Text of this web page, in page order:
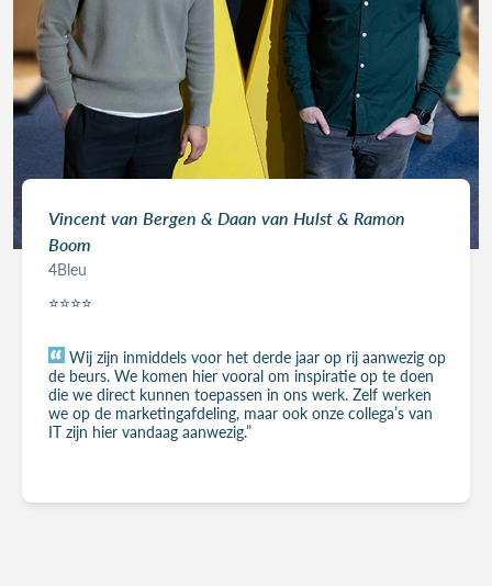
Vincent van Bergen & Daan van Hulst & Ramon
Boom
4Bleu
⭐⭐⭐⭐
Wij zijn inmiddels voor het derde jaar op rij aanwezig op
de beurs. We komen hier vooral om inspiratie op te doen
die we direct kunnen toepassen in ons werk. Zelf werken
we op de marketingafdeling, maar ook onze collega’s van
IT zijn hier vandaag aanwezig.”